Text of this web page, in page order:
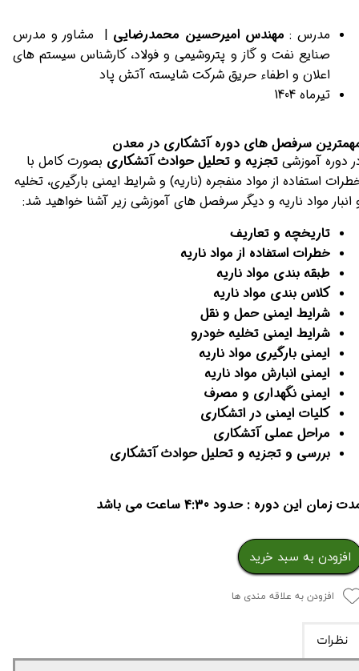
مدرس : مهندس امیرحسین محمدرضایی | مشاور و مدرس
صنایع نفت و گاز و پتروشیمی و فولاد، کارشناس سیستم های
اعلان و اطفاء حریق شرکت شایسته آتش پاد
تیرماه 1404
سرفصل های دوره آتشکاری در معدن
دوره آموزشیتجزیه و تحلیل حوادث آتشکاری بصورت کامل با
استفاده از مواد منفجره (ناریه) و شرایط ایمنی بارگیری، تخلیه
انبار مواد ناریه و دیگر سرفصل های آموزشی زیر آشنا خواهید شد:
تاریخچه و تعاریف
خطرات استفاده از مواد ناریه
طبقه بندی مواد ناریه
کلاس بندی مواد ناریه
شرایط ایمنی حمل و نقل
شرایط ایمنی تخلیه خودرو
ایمنی بارگیری مواد ناریه
ایمنی انبارش مواد ناریه
ایمنی نگهداری و مصرف
کلیات ایمنی در اتشکاری
مراحل عملی آتشکاری
بررسی و تجزیه و تحلیل حوادث آتشکاری
زمان این دوره : حدود 4:30 ساعت می باشد
افزودن به سبد خرید
افزودن به علاقه مندی ها
نظرات